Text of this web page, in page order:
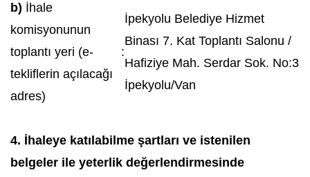
b) İhale
komisyonunun
toplantı yeri (e-
tekliflerin açılacağı
adres)
:
İpekyolu Belediye Hizmet
Binası 7. Kat Toplantı Salonu /
Hafiziye Mah. Serdar Sok. No:3
İpekyolu/Van
4. İhaleye katılabilme şartları ve istenilen
belgeler ile yeterlik değerlendirmesinde